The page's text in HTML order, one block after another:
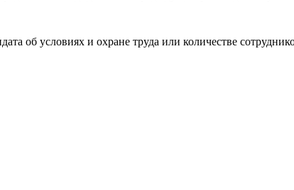
об условиях и охране труда или количестве